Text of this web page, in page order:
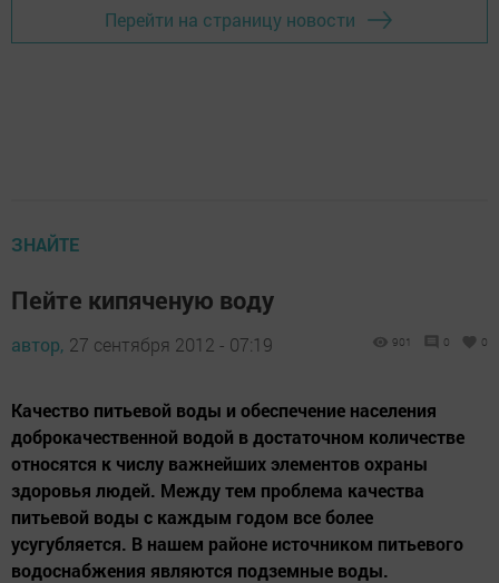
Перейти на страницу новости
ЗНАЙТЕ
Пейте кипяченую воду
автор, 27 сентября 2012 - 07:19 901 0 0
Качество питьевой воды и обеспечение населения
доброкачественной водой в достаточном количестве
относятся к числу важнейших элементов охраны
здоровья людей. Между тем проблема качества
питьевой воды с каждым годом все более
усугубляется. В нашем районе источником питьевого
водоснабжения являются подземные воды.